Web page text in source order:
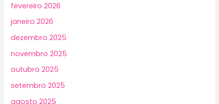
fevereiro 2026
janeiro 2026
dezembro 2025
novembro 2025
outubro 2025
setembro 2025
agosto 2025